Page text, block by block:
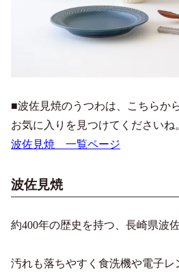
■波佐見焼のうつわは、こちらか
お気に入りを見つけてくださいね
波佐見焼 一覧ページ
波佐見焼
約400年の歴史を持つ、長崎県波
汚れも落ちやすく食洗機や電子